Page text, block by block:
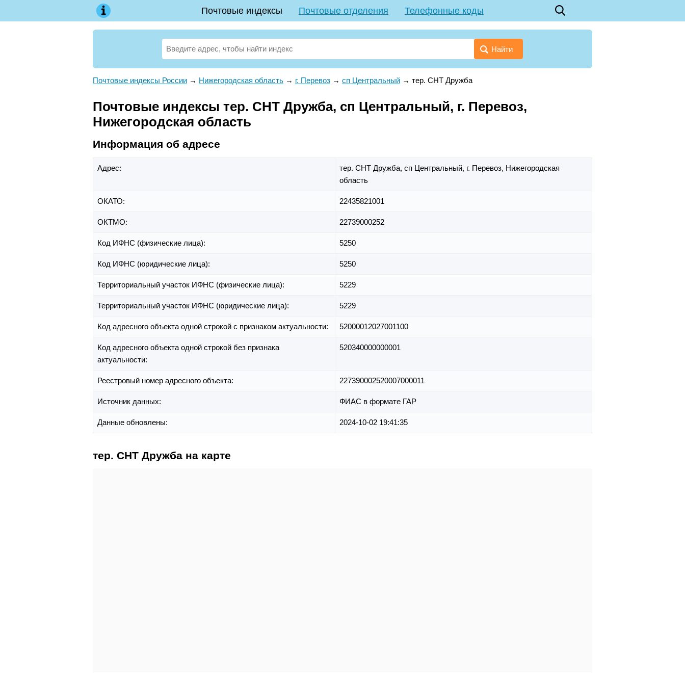
Почтовые индексы Почтовые отделения Телефонные коды
Найти
Почтовые индексы России → Нижегородская область → г. Перевоз → сп Центральный → тер. СНТ Дружба
Почтовые индексы тер. СНТ Дружба, сп Центральный, г. Перевоз,
Нижегородская область
Информация об адресе
Адрес: тер. СНТ Дружба, сп Центральный, г. Перевоз, Нижегородская
область
ОКАТО: 22435821001
ОКТМО: 22739000252
Код ИФНС (физические лица): 5250
Код ИФНС (юридические лица): 5250
Территориальный участок ИФНС (физические лица): 5229
Территориальный участок ИФНС (юридические лица): 5229
Код адресного объекта одной строкой с признаком актуальности: 52000012027001100
Код адресного объекта одной строкой без признака
актуальности:
520340000000001
Реестровый номер адресного объекта: 227390002520007000011
Источник данных: ФИАС в формате ГАР
Данные обновлены: 2024-10-02 19:41:35
тер. СНТ Дружба на карте